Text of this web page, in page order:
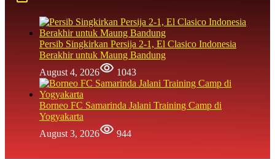
Persib Singkirkan Persija 2-1, El Clasico Indonesia
Berakhir untuk Maung Bandung
August 4, 2026
1043
Borneo FC Samarinda Jalani Training Camp di
Yogyakarta
August 3, 2026
944